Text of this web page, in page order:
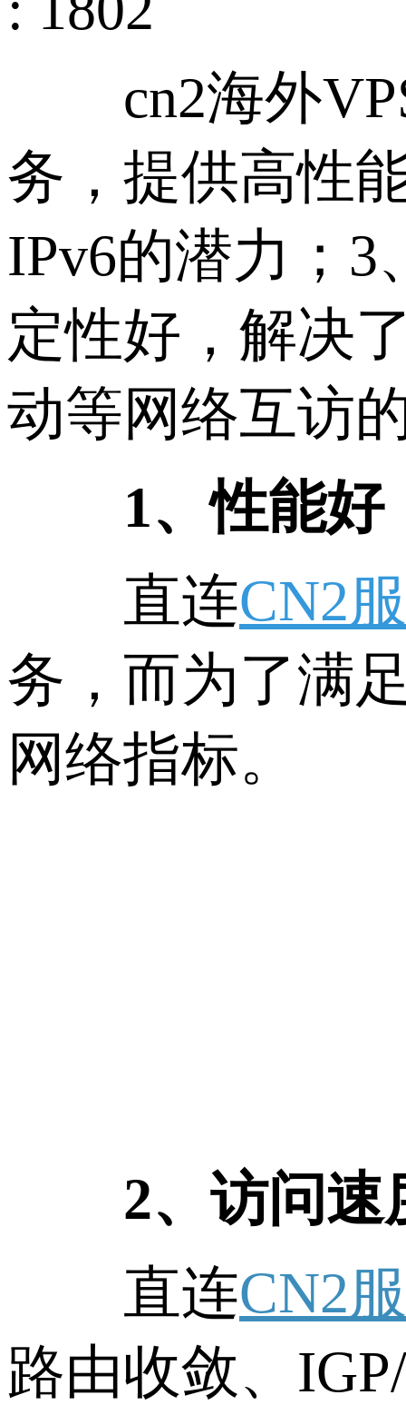
cn2海外VPS
务，提供高性
IPv6的潜力；
定性好，解决
动等网络互访
1、性能好
直连CN2
务，而为了满
网络指标。
2、访问速
直连CN2
路由收敛、